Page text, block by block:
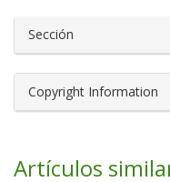
Sección
Copyright Information
Artículos